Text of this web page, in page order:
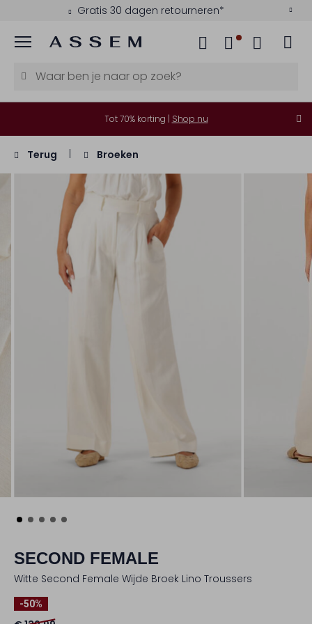
Gratis 30 dagen retourneren*
Menu
Tot 70% korting | Shop nu
Terug Broeken
SECOND FEMALE
Witte Second Female Wijde Broek Lino Troussers
-50%